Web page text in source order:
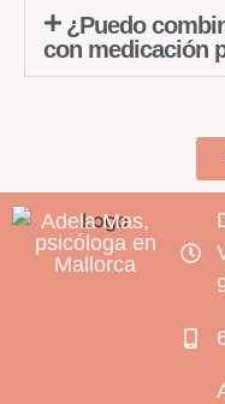
¿Puedo
con medicación
Adela Mas,
psicóloga en
Mallorca